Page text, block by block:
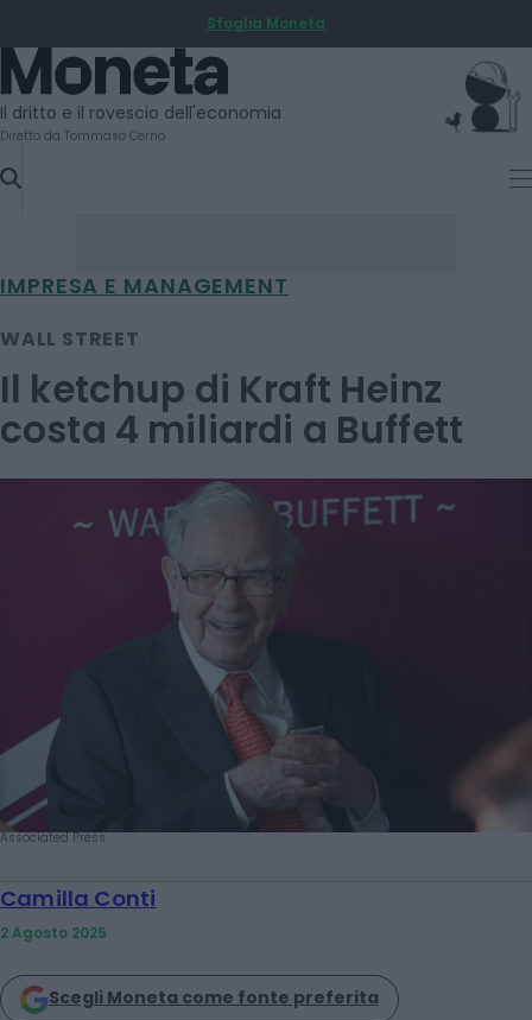
TO
CONTENT
Sfoglia Moneta
Moneta
Il dritto e il rovescio dell'economia
Diretto da Tommaso Cerno
IMPRESA E MANAGEMENT
WALL STREET
Il ketchup di Kraft Heinz
costa 4 miliardi a Buffett
Associated Press
Camilla Conti
2 Agosto 2025
Scegli Moneta come fonte preferita